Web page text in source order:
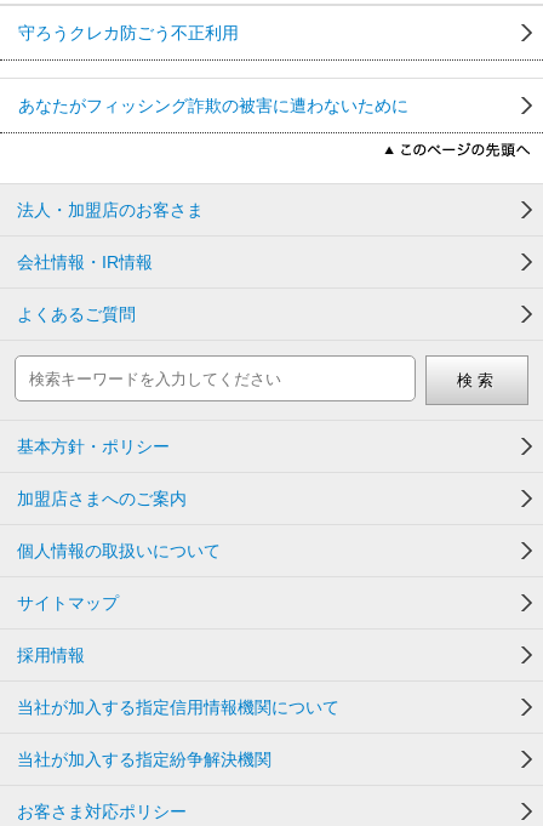
守ろうクレカ防ごう不正利用
あなたがフィッシング詐欺の被害に遭わないために
法人・加盟店のお客さま
会社情報・IR情報
よくあるご質問
基本方針・ポリシー
加盟店さまへのご案内
個人情報の取扱いについて
サイトマップ
採用情報
当社が加入する指定信用情報機関について
当社が加入する指定紛争解決機関
お客さま対応ポリシー